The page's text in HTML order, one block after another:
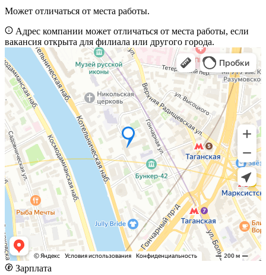
Может отличаться от места работы.
Адрес компании может отличаться от места работы, если
вакансия открыта для филиала или другого города.
Зарплата